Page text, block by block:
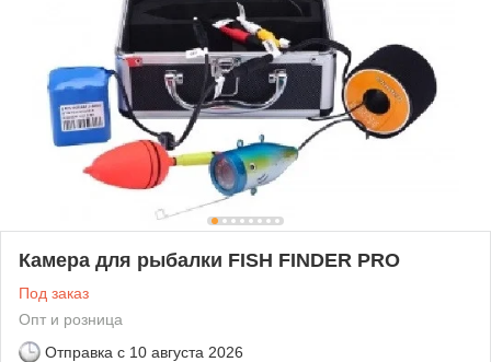
Камера для рыбалки FISH FINDER PRO
Под заказ
Опт и розница
Отправка с 10 августа 2026